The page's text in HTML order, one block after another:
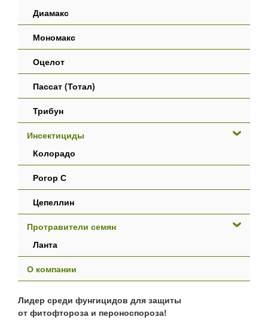
Диамакс
Мономакс
Оцелот
Пассат (Тотал)
Трибун
Инсектициды
Колорадо
Рогор С
Цепеллин
Протравители семян
Ланта
О компании
Лидер среди фунгицидов для защиты
от фитофтороза и пероноспороза!